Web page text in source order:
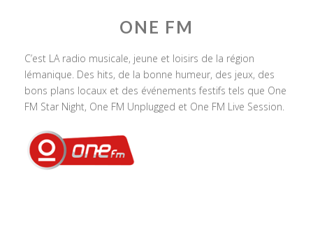
ONE FM
C’est LA radio musicale, jeune et loisirs de la région
lémanique. Des hits, de la bonne humeur, des jeux, des
bons plans locaux et des événements festifs tels que One
FM Star Night, One FM Unplugged et One FM Live Session.